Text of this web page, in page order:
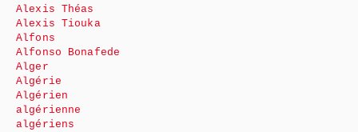
Alexis Théas
Alexis Tiouka
Alfons
Alfonso Bonafede
Alger
Algérie
Algérien
algérienne
algériens